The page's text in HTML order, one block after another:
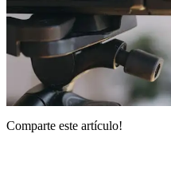
Comparte este artículo!